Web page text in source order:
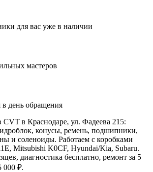
для вас уже в наличии
мастеров
день обращения
CVT в Краснодаре, ул. Фадеева 215:
конусы, ремень, подшипники,
и соленоиды. Работаем с коробками
Mitsubishi K0CF, Hyundai/Kia, Subaru.
диагностика бесплатно, ремонт за 5
000 ₽.